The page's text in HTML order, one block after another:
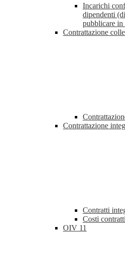
Incarichi
dipendenti
pubblicare in
Contrattazione
Contrattazione
Contratti
Costi
OIV 11